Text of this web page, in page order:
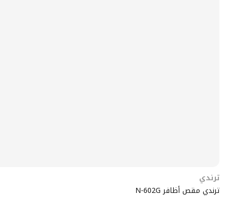
ترندي
ترندي مقص أظافر N-602G